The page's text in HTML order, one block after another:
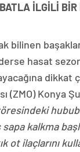
İLGİLİ
bilinen
hasat
dikkat
(ZMO) Konya
kalkma
ot ilaçlarını